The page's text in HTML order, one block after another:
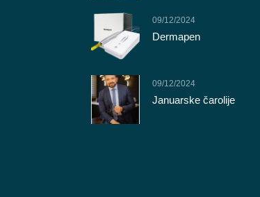
09/12/2024
Dermapen
09/12/2024
Januarske čarolije